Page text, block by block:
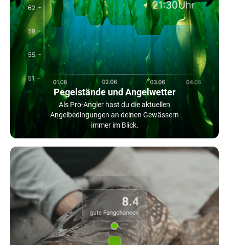
Pegelstände und Angelwetter
Als Pro-Angler hast du die aktuellen
Angelbedingungen an deinen Gewässern
immer im Blick.